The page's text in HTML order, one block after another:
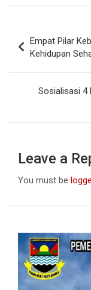
ce
o
o
k
at
s
A
p
p
navigation
Empat Pilar
Kehidupan
Sosialisasi 4
Leave a
You must be